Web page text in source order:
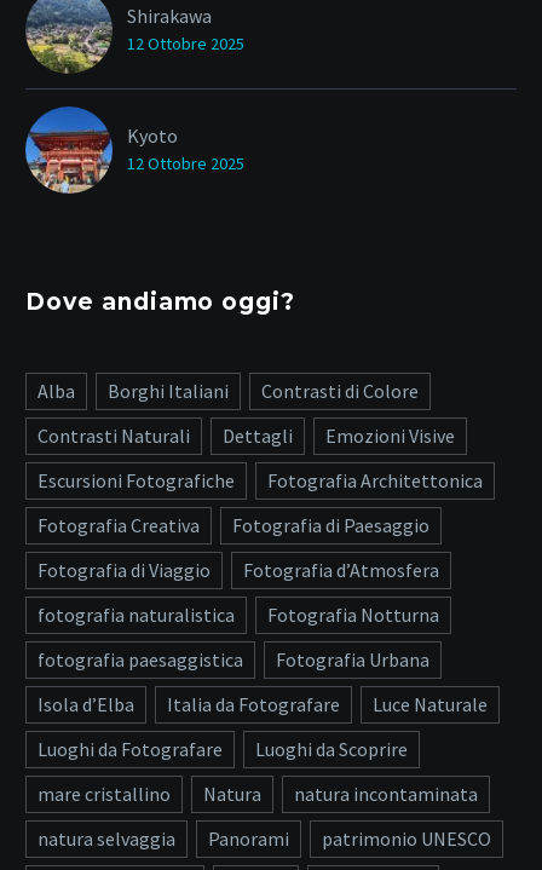
Shirakawa
12 Ottobre 2025
Kyoto
12 Ottobre 2025
Dove andiamo oggi?
Alba Borghi Italiani
Contrasti di Colore
Contrasti Naturali
Dettagli
Emozioni Visive
Escursioni Fotografiche
Fotografia Architettonica
Fotografia Creativa
Fotografia di Paesaggio
Fotografia di Viaggio
Fotografia d’Atmosfera
fotografia naturalistica
Fotografia Notturna
fotografia paesaggistica
Fotografia Urbana
Isola d’Elba
Italia da Fotografare
Luce Naturale
Luoghi da Fotografare
Luoghi da Scoprire
mare cristallino
Natura
natura incontaminata
natura selvaggia
Panorami
patrimonio UNESCO